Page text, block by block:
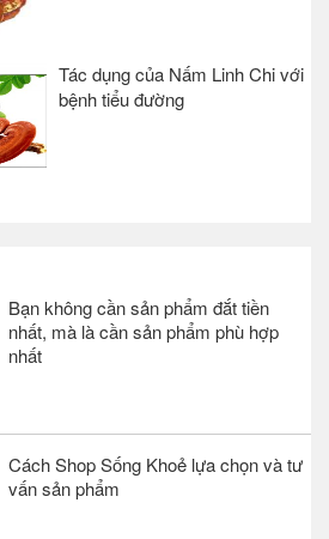
Tác dụng của Nấm Linh Chi với
bệnh tiểu đường
Bạn không cần sản phẩm đắt tiền
nhất, mà là cần sản phẩm phù hợp
nhất
Cách Shop Sống Khoẻ lựa chọn và tư
vấn sản phẩm